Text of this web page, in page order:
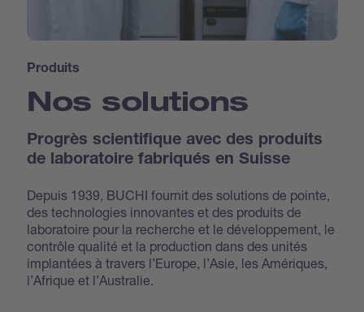
Produits
Nos solutions
Progrès scientifique avec des produits
de laboratoire fabriqués en Suisse
Depuis 1939, BUCHI fournit des solutions de pointe,
des technologies innovantes et des produits de
laboratoire pour la recherche et le développement, le
contrôle qualité et la production dans des unités
implantées à travers l’Europe, l’Asie, les Amériques,
l’Afrique et l’Australie.